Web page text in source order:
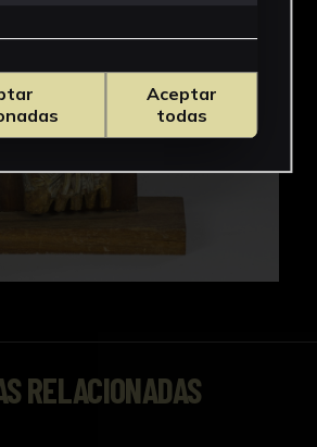
RELACIONADAS
Aceptar
todas